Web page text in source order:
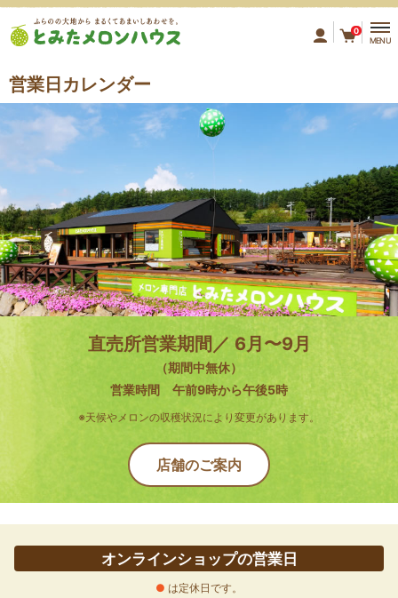
ふらのの大地から まるくて
0
MENU
営業日カレンダー
直売所営業期間／ 6月〜9月
（期間中無休）
営業時間 午前9時から午後5時
※天候やメロンの収穫状況により変更があります。
店舗のご案内
オンラインショップの営業日
● は定休日です。